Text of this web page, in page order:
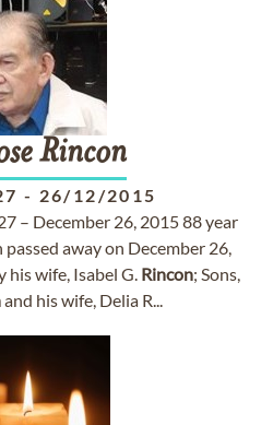
Rincon
- 26/12/2015
– December 26, 2015 88 year
away on December 26,
his wife, Isabel G. Rincon; Sons,
and his wife, Delia R...